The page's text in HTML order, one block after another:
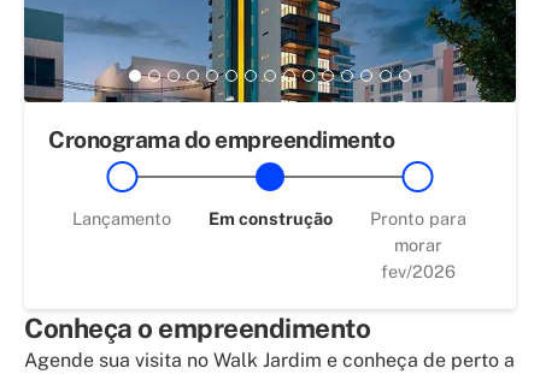
Cronograma do empreendimento
Lançamento Em construção
Pronto para
morar
fev/2026
Conheça o empreendimento
Agende sua visita no Walk Jardim e conheça de perto a